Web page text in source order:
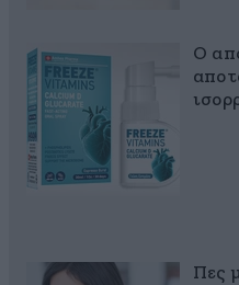
Ο
Πες